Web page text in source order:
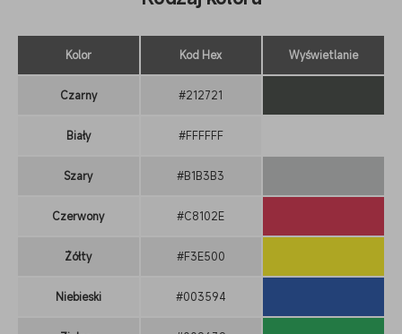
Kolor Kod Hex Wyświetlanie
Czarny #212721
Biały #FFFFFF
Szary #B1B3B3
Czerwony #C8102E
Żółty #F3E500
Niebieski #003594